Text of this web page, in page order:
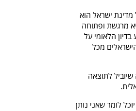
ישראל הוא
מרגשת ופתוחה
הלאומי על
מכל
לתוצאה
לומר שאני נותן